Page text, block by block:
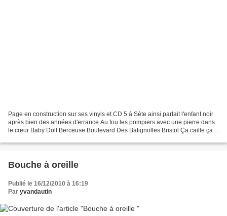
Page en construction sur ses vinyls et CD 5 à Sète ainsi parlait l'enfant noir
après bien des années d'errance Au fou les pompiers avec une pierre dans
le cœur Baby Doll Berceuse Boulevard Des Batignolles Bristol Ça caille ça
Bouche à oreille
Publié le 16/12/2010 à 16:19
Par yvandautin